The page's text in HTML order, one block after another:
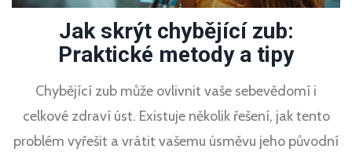
Jak skrýt chybějící zub:
Praktické metody a tipy
Chybějící zub může ovlivnit vaše sebevědomí i
celkové zdraví úst. Existuje několik řešení, jak tento
problém vyřešit a vrátit vašemu úsměvu jeho původní